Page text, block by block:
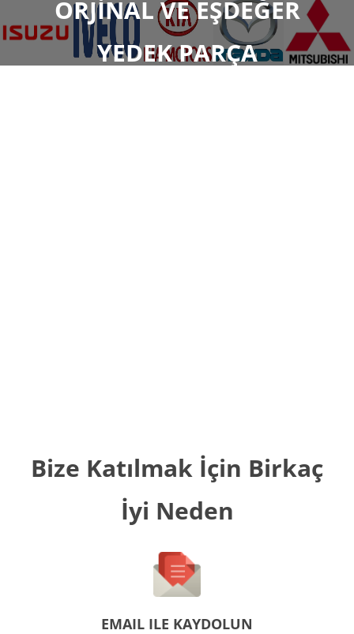
ORJİNAL VE EŞDEĞER
YEDEK PARÇA
Bize Katılmak İçin Birkaç
İyi Neden
EMAIL ILE KAYDOLUN